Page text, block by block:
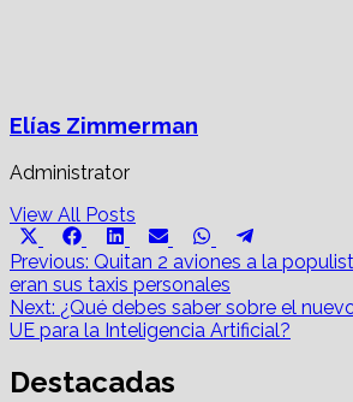
Elías Zimmerman
Administrator
View All Posts
Share
on
(Twitter)
Share
on
Facebook
Share
on
LinkedIn
Share
on
Email
Share
on
WhatsApp
on
Post
navigation
Previous: Quitan 2 aviones a la
eran sus taxis personales
Next: ¿Qué debes saber sobre el
UE para la Inteligencia Artificial?
Destacadas